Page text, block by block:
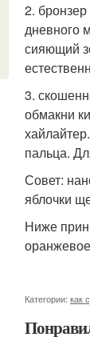
2.
дневного
сияющий
3.
обмакни
пальца.
Совет:
яблочки
Ниже
Категории: как